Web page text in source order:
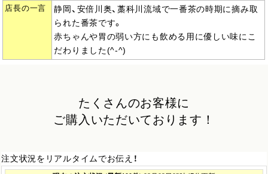
店長の一言
静岡、安倍川奥、藁科川流域で一番茶の時期に摘み取
られた番茶です。
赤ちゃんや胃の弱い方にも飲める用に優しい味にこ
だわりました(^-^)
たくさんのお客様に
ご購入いただいております！
注文状況をリアルタイムでお伝え！